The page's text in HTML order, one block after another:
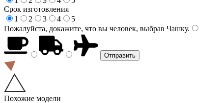
Срок изготовления
1
2 3 4
5
Пожалуйста, докажите, что вы человек, выбрав Чашку.
Похожие модели